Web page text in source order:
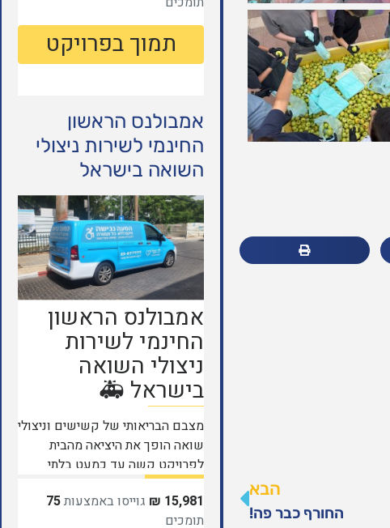
הבא
החורף כבר פה!
אמבולנס הראשון
החינמי לשירות ניצולי
השואה בישראל